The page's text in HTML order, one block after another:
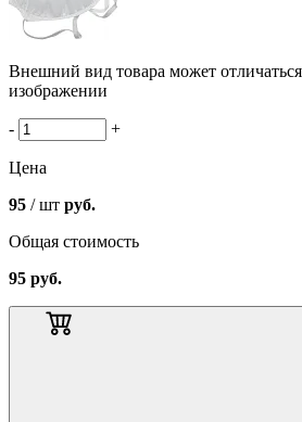
Внешний вид товара может
изображении
- +
Цена
95 / шт руб.
Общая стоимость
95 руб.